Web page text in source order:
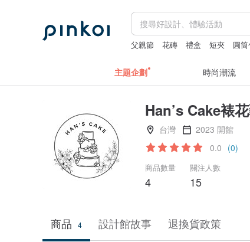
父親節 花磚 禮盒 短夾 圓
主題企劃 時尚潮流
Han’s Cake裱
台灣
2023 開館
0.0 (0)
商品數量
4
關注人數
15
商品 4 設計館故事 退換貨政策